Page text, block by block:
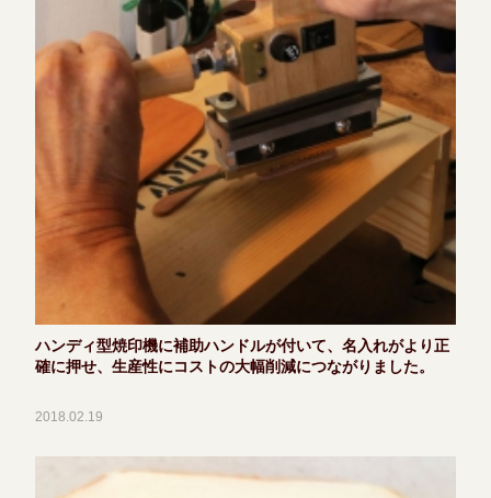
ハンディ型焼印機に補助ハンドルが付いて、名入れがより正
確に押せ、生産性にコストの大幅削減につながりました。
2018.02.19